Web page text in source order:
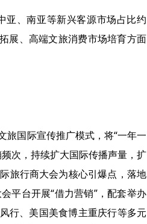
亚、南亚等新兴客源市场占比约
展、高端文旅消费市场培育方面
旅国际宣传推广模式，将“一年一
次，持续扩大国际传播声量，扩
旅行商大会为核心引爆点，落地
平台开展“借力营销”，配套举办
行、美国美食博主重庆行等多元